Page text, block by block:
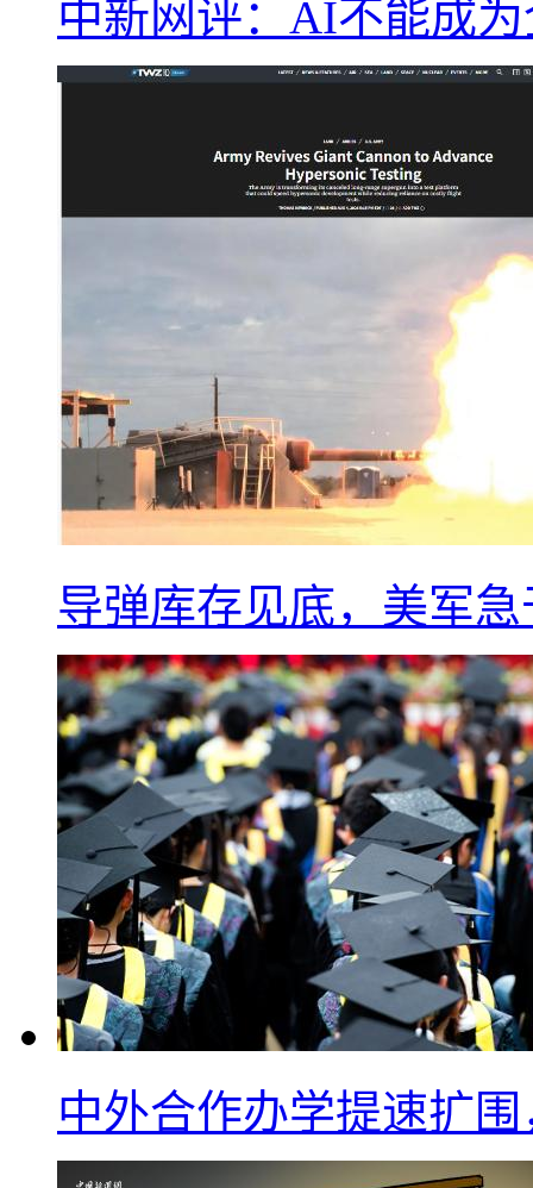
中新网评：AI不能成
导弹库存见底，美军
中外合作办学提速扩